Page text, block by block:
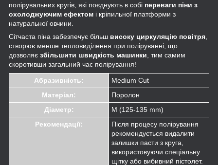
полірувальних кругів, які поєднують в собі переваги піни з
охолоджуючим ефектом і кріпильної платформи з
натуральної овчини.
Сітчаста піна забезпечує більш високу циркуляцію повітря
створює менше тепловиділення при поліруванні, що
дозволяє збільшити швидкість машинки , тим самим
скоротивши загальний час полірування!
Абразивність:
Medium Cut
Матеріал:
Поролон
Діаметр:
M (125-135 mm)
Рекомендації:
Після процесу полірування
рекомендується видалити
залишки пасти з круга,
використовуючи спеціальну
щітку або вибивний пістолет.